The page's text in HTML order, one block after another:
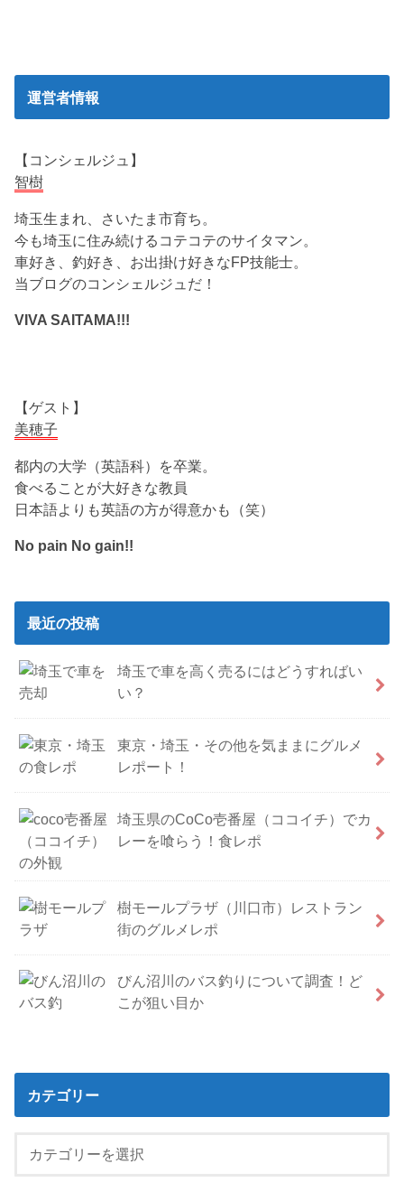
運営者情報
【コンシェルジュ】
智樹
埼玉生まれ、さいたま市育ち。
今も埼玉に住み続けるコテコテのサイタマン。
車好き、釣好き、お出掛け好きなFP技能士。
当ブログのコンシェルジュだ！
VIVA SAITAMA!!!
【ゲスト】
美穂子
都内の大学（英語科）を卒業。
食べることが大好きな教員
日本語よりも英語の方が得意かも（笑）
No pain No gain!!
最近の投稿
埼玉で車を高く売るにはどうすればい
い？
東京・埼玉・その他を気ままにグルメ
レポート！
埼玉県のCoCo壱番屋（ココイチ）でカ
レーを喰らう！食レポ
樹モールプラザ（川口市）レストラン
街のグルメレポ
びん沼川のバス釣りについて調査！ど
こが狙い目か
カテゴリー